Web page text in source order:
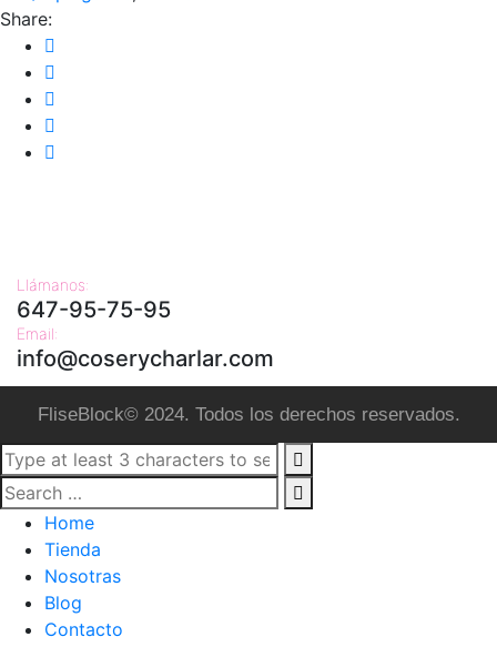
Share:
Llámanos:
647-95-75-95
Email:
info@coserycharlar.com
FliseBlock© 2024. Todos los derechos reservados.
Home
Tienda
Nosotras
Blog
Contacto